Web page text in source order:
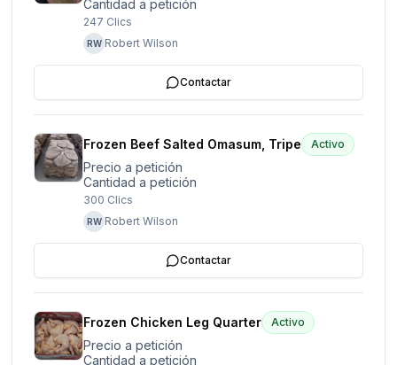
Cantidad a petición
247 Clics
RW Robert Wilson
Contactar
Frozen Beef Salted Omasum, Tripe Activo
Precio a petición
Cantidad a petición
300 Clics
RW Robert Wilson
Contactar
Frozen Chicken Leg Quarter Activo
Precio a petición
Cantidad a petición